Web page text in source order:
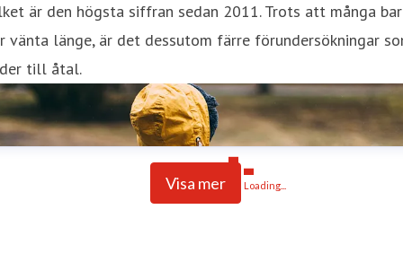
är den högsta siffran sedan 2011. Trots att många
vänta länge, är det dessutom färre förundersökningar
till åtal.
Visa mer Loading...